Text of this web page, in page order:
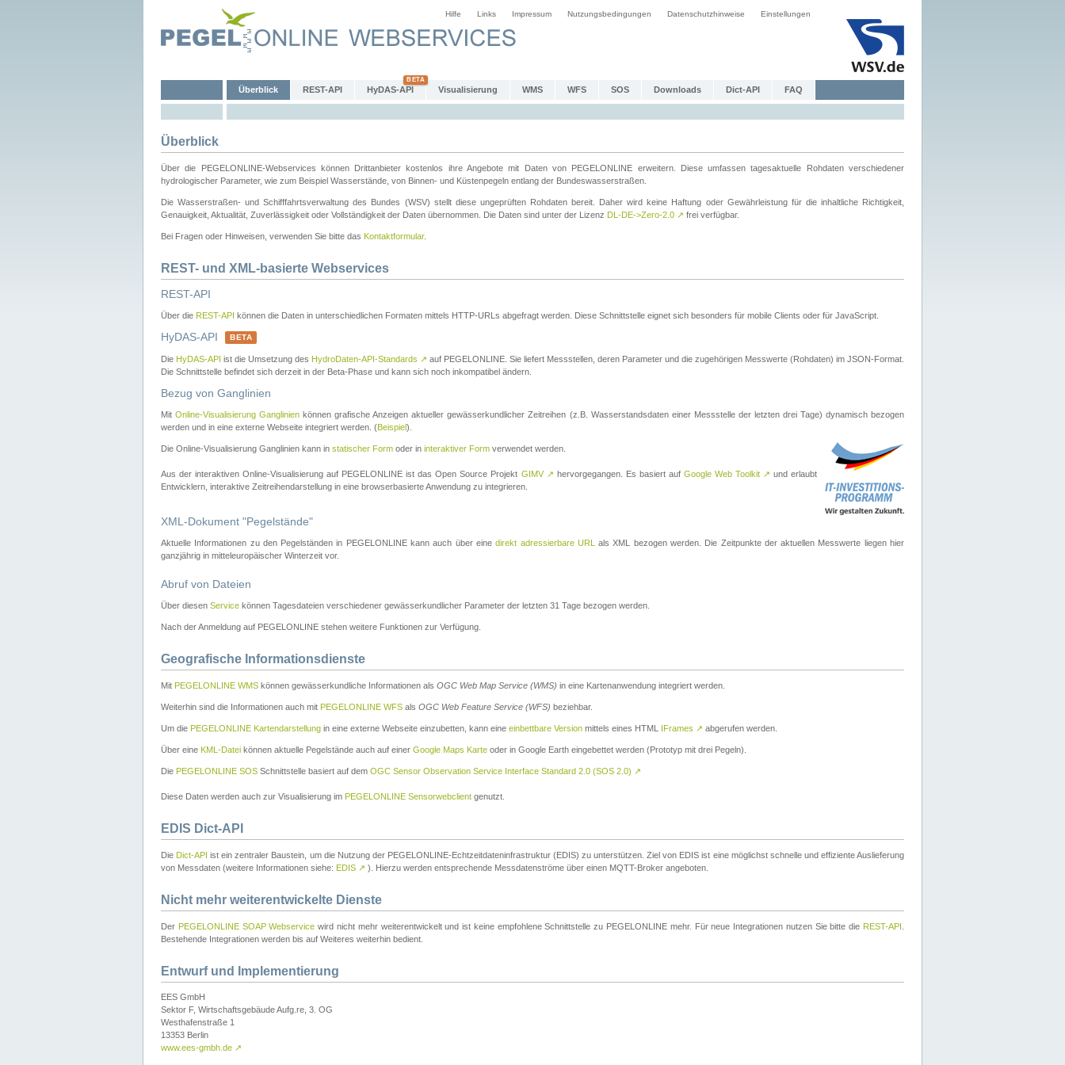
Hilfe Links Impressum Nutzungsbedingungen Datenschutzhinweise Einstellungen
Überblick REST-API HyDAS-API Visualisierung WMS WFS SOS Downloads Dict-API FAQ
Überblick
Über die PEGELONLINE-Webservices können Drittanbieter kostenlos ihre Angebote mit Daten von PEGELONLINE erweitern. Diese umfassen tagesaktuelle Rohdaten verschiedener
hydrologischer Parameter, wie zum Beispiel Wasserstände, von Binnen- und Küstenpegeln entlang der Bundeswasserstraßen.
Die Wasserstraßen- und Schifffahrtsverwaltung des Bundes (WSV) stellt diese ungeprüften Rohdaten bereit. Daher wird keine Haftung oder Gewährleistung für die inhaltliche Richtigkeit,
Genauigkeit, Aktualität, Zuverlässigkeit oder Vollständigkeit der Daten übernommen. Die Daten sind unter der Lizenz DL-DE->Zero-2.0 ↗ frei verfügbar.
Bei Fragen oder Hinweisen, verwenden Sie bitte das Kontaktformular.
REST- und XML-basierte Webservices
REST-API
Über die REST-API können die Daten in unterschiedlichen Formaten mittels HTTP-URLs abgefragt werden. Diese Schnittstelle eignet sich besonders für mobile Clients oder für JavaScript.
HyDAS-API BETA
Die HyDAS-API ist die Umsetzung des HydroDaten-API-Standards ↗ auf PEGELONLINE. Sie liefert Messstellen, deren Parameter und die zugehörigen Messwerte (Rohdaten) im JSON-Format.
Die Schnittstelle befindet sich derzeit in der Beta-Phase und kann sich noch inkompatibel ändern.
Bezug von Ganglinien
MitOnline-Visualisierung Ganglinien können grafische Anzeigen aktueller gewässerkundlicher Zeitreihen (z.B. Wasserstandsdaten einer Messstelle der letzten drei Tage) dynamisch bezogen
werden und in eine externe Webseite integriert werden. (Beispiel).
Die Online-Visualisierung Ganglinien kann in statischer Form oder in interaktiver Form verwendet werden.
Aus der interaktiven Online-Visualisierung auf PEGELONLINE ist das Open Source Projekt GIMV ↗ hervorgegangen. Es basiert auf Google Web Toolkit ↗ und erlaubt
Entwicklern, interaktive Zeitreihendarstellung in eine browserbasierte Anwendung zu integrieren.
XML-Dokument "Pegelstände"
Aktuelle Informationen zu den Pegelständen in PEGELONLINE kann auch über einedirekt adressierbare URL
als XML bezogen werden. Die Zeitpunkte der aktuellen Messwerte liegen hier
ganzjährig in mitteleuropäischer Winterzeit vor.
Abruf von Dateien
Über diesen Service können Tagesdateien verschiedener gewässerkundlicher Parameter der letzten 31 Tage bezogen werden.
Nach der Anmeldung auf PEGELONLINE stehen weitere Funktionen zur Verfügung.
Geografische Informationsdienste
Mit PEGELONLINE WMS können gewässerkundliche Informationen als OGC Web Map Service (WMS) in eine Kartenanwendung integriert werden.
Weiterhin sind die Informationen auch mit PEGELONLINE WFS als OGC Web Feature Service (WFS) beziehbar.
Um die PEGELONLINE Kartendarstellung in eine externe Webseite einzubetten, kann eine einbettbare Version mittels eines HTML IFrames ↗ abgerufen werden.
Über eine KML-Datei können aktuelle Pegelstände auch auf einer Google Maps Karte oder in Google Earth eingebettet werden (Prototyp mit drei Pegeln).
Die PEGELONLINE SOS Schnittstelle basiert auf dem OGC Sensor Observation Service Interface Standard 2.0 (SOS 2.0) ↗
Diese Daten werden auch zur Visualisierung im PEGELONLINE Sensorwebclient genutzt.
EDIS Dict-API
Die Dict-API ist ein zentraler Baustein, um die Nutzung der PEGELONLINE-Echtzeitdateninfrastruktur (EDIS) zu unterstützen. Ziel von EDIS ist eine möglichst schnelle und effiziente Auslieferung
von Messdaten (weitere Informationen siehe: EDIS ↗ ). Hierzu werden entsprechende Messdatenströme über einen MQTT-Broker angeboten.
Nicht mehr weiterentwickelte Dienste
Der PEGELONLINE SOAP Webservice wird nicht mehr weiterentwickelt und ist keine empfohlene Schnittstelle zu PEGELONLINE mehr. Für neue Integrationen nutzen Sie bitte die REST-API
Bestehende Integrationen werden bis auf Weiteres weiterhin bedient.
Entwurf und Implementierung
EES GmbH
Sektor F, Wirtschaftsgebäude Aufg.re, 3. OG
Westhafenstraße 1
13353 Berlin
www.ees-gmbh.de ↗